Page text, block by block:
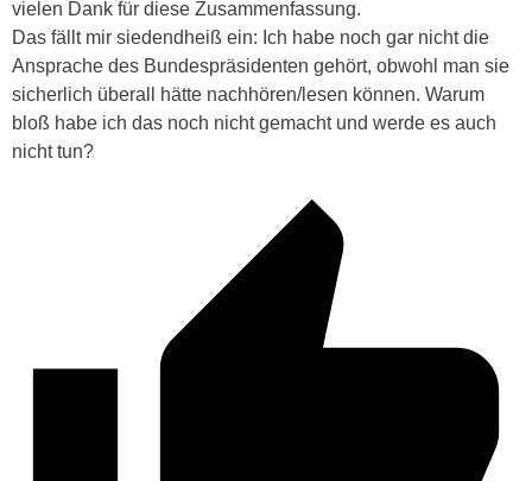
vielen Dank für diese Zusammenfassung.
Das fällt mir siedendheiß ein: Ich habe noch gar nicht die
Ansprache des Bundespräsidenten gehört, obwohl man sie
sicherlich überall hätte nachhören/lesen können. Warum
bloß habe ich das noch nicht gemacht und werde es auch
nicht tun?